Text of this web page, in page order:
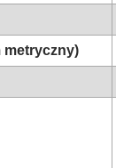
metryczny)